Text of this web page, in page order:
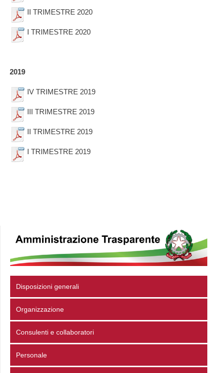
II TRIMESTRE 2020
I TRIMESTRE 2020
2019
IV TRIMESTRE 2019
III TRIMESTRE 2019
II TRIMESTRE 2019
I TRIMESTRE 2019
Disposizioni generali
Organizzazione
Consulenti e collaboratori
Personale